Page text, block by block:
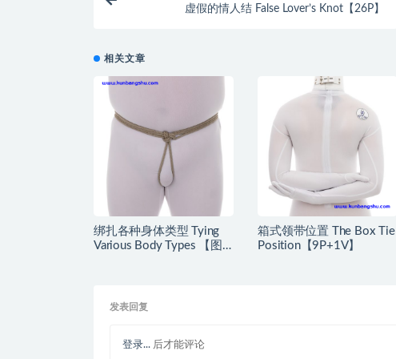
虚假的情人结 False Lover’s Knot【26P】
相关文章
绑扎各种身体类型 Tying
Various Body Types 【图
箱式领带位置 The Box Tie
Position【9P+1V】
发表回复
登录... 后才能评论